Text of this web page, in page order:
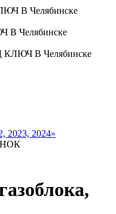
В Челябинске
Челябинске
В Челябинске
2023, 2024»